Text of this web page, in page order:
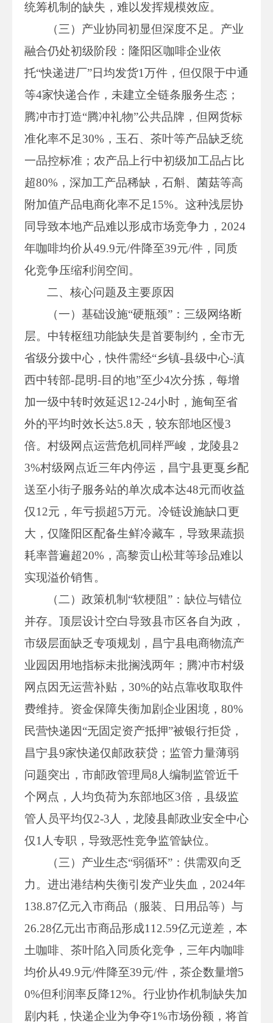
统筹机制的缺失，难以发挥规模效应。
（三）产业协同初显但深度不足。产业
融合仍处初级阶段：隆阳区咖啡企业依
托“快递进厂”日均发货1万件，但仅限于中通
等4家快递合作，未建立全链条服务生态；
腾冲市打造“腾冲礼物”公共品牌，但网货标
准化率不足30%，玉石、茶叶等产品缺乏统
一品控标准；农产品上行中初级加工品占比
超80%，深加工产品稀缺，石斛、菌菇等高
附加值产品电商化率不足15%。这种浅层协
同导致本地产品难以形成市场竞争力，2024
年咖啡均价从49.9元/件降至39元/件，同质
化竞争压缩利润空间。
二、核心问题及主要原因
（一）基础设施“硬瓶颈”：三级网络断
层。中转枢纽功能缺失是首要制约，全市无
省级分拨中心，快件需经“乡镇-县级中心-滇
西中转部-昆明-目的地”至少4次分拣，每增
加一级中转时效延迟12-24小时，施甸至省
外的平均时效长达5.8天，较东部地区慢3
倍。村级网点运营危机同样严峻，龙陵县2
3%村级网点近三年内停运，昌宁县更戛乡配
送至小街子服务站的单次成本达48元而收益
仅12元，年亏损超5万元。冷链设施缺口更
大，仅隆阳区配备生鲜冷藏车，导致果蔬损
耗率普遍超20%，高黎贡山松茸等珍品难以
实现溢价销售。
（二）政策机制“软梗阻”：缺位与错位
并存。顶层设计空白导致县市区各自为政，
市级层面缺乏专项规划，昌宁县电商物流产
业园因用地指标未批搁浅两年；腾冲市村级
网点因无运营补贴，30%的站点靠收取取件
费维持。资金保障失衡加剧企业困境，80%
民营快递因“无固定资产抵押”被银行拒贷，
昌宁县9家快递仅邮政获贷；监管力量薄弱
问题突出，市邮政管理局8人编制监管近千
个网点，人均负荷为东部地区3倍，县级监
管人员平均仅2-3人，龙陵县邮政业安全中心
仅1人专职，导致恶性竞争监管缺位。
（三）产业生态“弱循环”：供需双向乏
力。进出港结构失衡引发产业失血，2024年
138.87亿元入市商品（服装、日用品等）与
26.28亿元出市商品形成112.59亿元逆差，本
土咖啡、茶叶陷入同质化竞争，三年内咖啡
均价从49.9元/件降至39元/件，茶企数量增5
0%但利润率反降12%。行业协作机制缺失加
剧内耗，快递企业为争夺1%市场份额，将首